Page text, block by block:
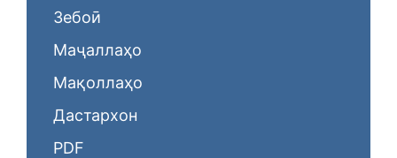
Зебоӣ
Маҷаллаҳо
Мақоллаҳо
Дастархон
PDF